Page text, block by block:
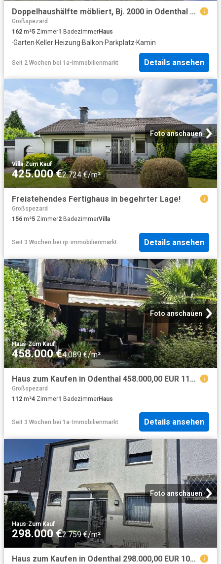
Doppelhaushälfte möbliert, Bj. 2000 in Odenthal zu verkaufen
Großspezard
162 m²5 Zimmer1 BadezimmerHaus
·Garten·Keller·Heizung·Balkon·Parkplatz·Kamin
Seit 2 Wochen bei 1a-Immobilienmarkt Details ansehen
Foto anschauen
Villa·Zum Kauf
425.000 €2.724 €/m²
Freistehendes Fertighaus in begehrter Lage!
Großspezard
156 m²5 Zimmer2 BadezimmerVilla
Seit 3 Wochen bei rp-immobilienmarkt Details ansehen
Foto anschauen
Haus·Zum Kauf
458.000 €4.089 €/m²
Haus zum Kaufen in Odenthal 458.000,00 EUR 112 m²
Großspezard
112 m²4 Zimmer1 BadezimmerHaus
Seit 3 Wochen bei 1a-Immobilienmarkt Details ansehen
Foto anschauen
Haus·Zum Kauf
298.000 €2.759 €/m²
Haus zum Kaufen in Odenthal 298.000,00 EUR 108.06 m²